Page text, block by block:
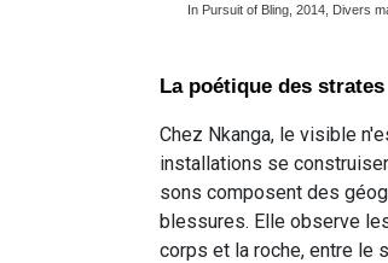
In Pursuit of Bling, 2014, Divers
La poétique des strates
Chez Nkanga, le visible
installations se
sons composent des
blessures. Elle observe
corps et la roche, entre le